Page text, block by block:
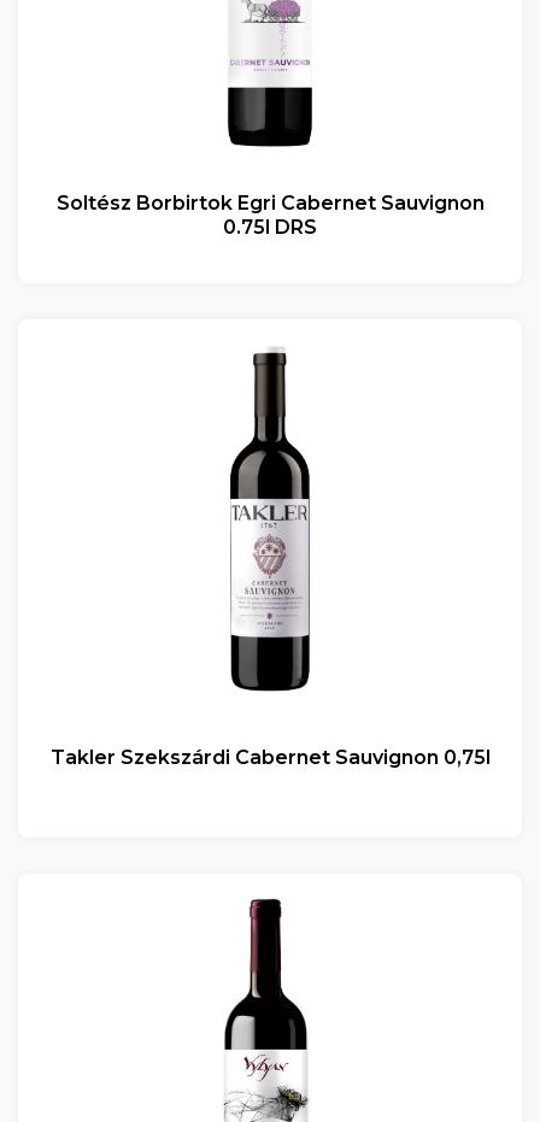
Soltész Borbirtok Egri Cabernet Sauvignon
0.75l DRS
Takler Szekszárdi Cabernet Sauvignon 0,75l